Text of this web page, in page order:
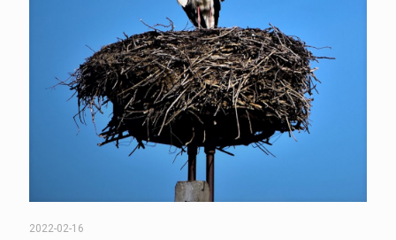
2022-02-16